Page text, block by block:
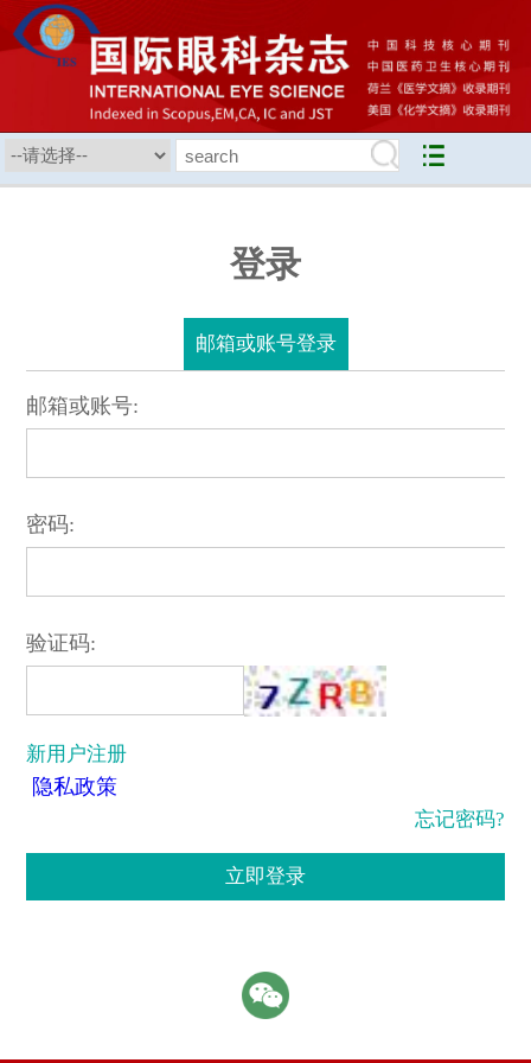
登录
邮箱或账号登录
邮箱或账号:
密码:
验证码:
新用户注册
隐私政策
忘记密码?
立即登录